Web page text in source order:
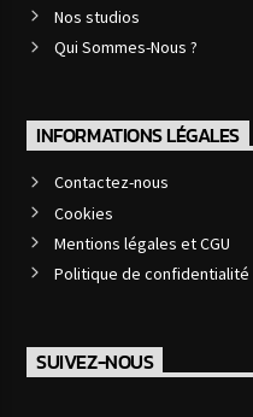
Nos studios
Qui Sommes-Nous ?
INFORMATIONS LÉGALES
Contactez-nous
Cookies
Mentions légales et CGU
Politique de confidentialité
SUIVEZ-NOUS